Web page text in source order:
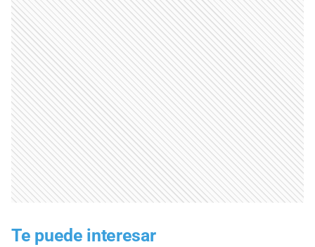
Te puede interesar